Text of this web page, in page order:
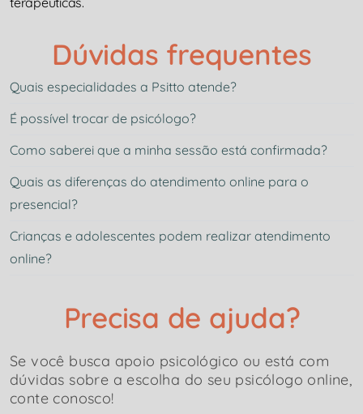
Dúvidas frequentes
Quais especialidades a Psitto atende?
É possível trocar de psicólogo?
Como saberei que a minha sessão está confirmada?
Quais as diferenças do atendimento online para o
presencial?
Crianças e adolescentes podem realizar atendimento
online?
Precisa de ajuda?
Se você busca apoio psicológico ou está com
dúvidas sobre a escolha do seu psicólogo online,
conte conosco!